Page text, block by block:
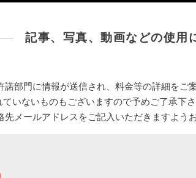
記事、写真、動画などの使用
部門に情報が送信され、料金等の詳細をご
いないものもございますので予めご了承下さ
メールアドレスをご記入いただきますよう